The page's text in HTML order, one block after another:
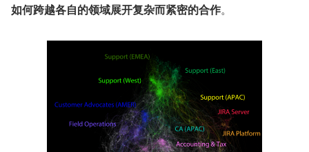
如何跨越各自的领域展开复杂而紧密的合作。